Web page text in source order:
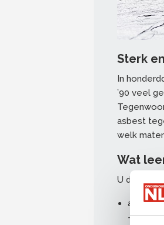
Sterk
In
’90 veel
asbest
welk
Wat
U doet
asbest:
-